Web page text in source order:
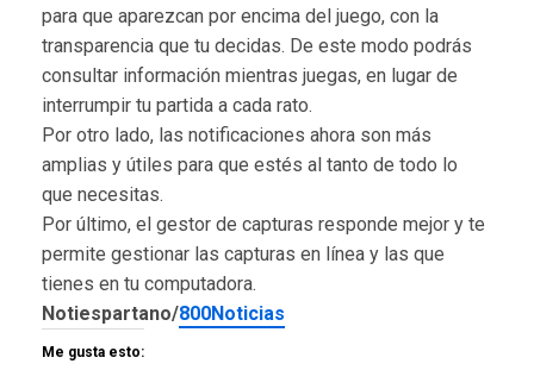
para que aparezcan por encima del juego, con la
transparencia que tu decidas. De este modo podrás
consultar información mientras juegas, en lugar de
interrumpir tu partida a cada rato.
Por otro lado, las notificaciones ahora son más
amplias y útiles para que estés al tanto de todo lo
que necesitas.
Por último, el gestor de capturas responde mejor y te
permite gestionar las capturas en línea y las que
tienes en tu computadora.
Notiespartano/800Noticias
Me gusta esto: